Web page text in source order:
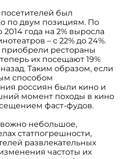
был
по двум позициям. По
года на 2% выросла
– с 22% до 24%.
приобрели рестораны
их посещают 19%
Таким образом, если
способом
россиян были кино и
момент походы в кино
фаст-фудов.
небольшое,
статпогрешности,
развлекательных
частоты их